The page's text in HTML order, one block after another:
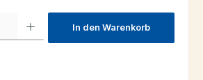
In den Warenkorb